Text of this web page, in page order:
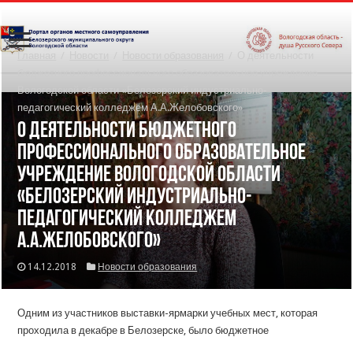
Главная
О деятельности
Вологодской области «Белозерский индустриально-
педагогический колледжем А.А.Желобовского»
О деятельности бюджетного
профессионального образовательное
учреждение Вологодской области
«Белозерский индустриально-
педагогический колледжем
А.А.Желобовского»
14.12.2018 Новости образования
Одним из участников выставки-ярмарки учебных мест, которая
проходила в декабре в Белозерске, было бюджетное